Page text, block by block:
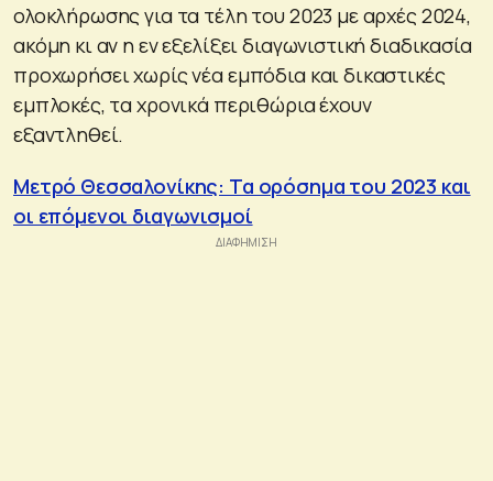
ολοκλήρωσης για τα τέλη του 2023 με αρχές 2024,
ακόμη κι αν η εν εξελίξει διαγωνιστική διαδικασία
προχωρήσει χωρίς νέα εμπόδια και δικαστικές
εμπλοκές, τα χρονικά περιθώρια έχουν
εξαντληθεί.
Μετρό Θεσσαλονίκης: Τα ορόσημα του 2023 και
οι επόμενοι διαγωνισμοί